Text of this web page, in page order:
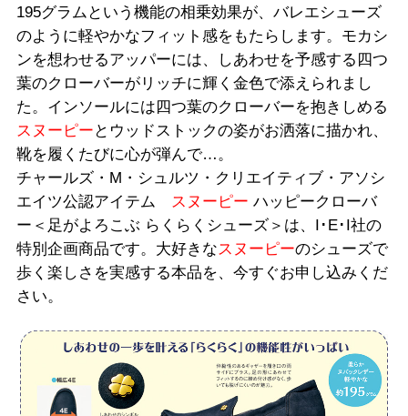
195グラムという機能の相乗効果が、バレエシューズ
のように軽やかなフィット感をもたらします。モカシ
ンを想わせるアッパーには、しあわせを予感する四つ
葉のクローバーがリッチに輝く金色で添えられまし
た。インソールには四つ葉のクローバーを抱きしめる
スヌーピー とウッドストックの姿がお洒落に描かれ、
靴を履くたびに心が弾んで…。
チャールズ・M・シュルツ・クリエイティブ・アソシ
エイツ公認アイテム スヌーピー ハッピークローバ
ー＜足がよろこぶ らくらくシューズ＞は、I･E･I社の
特別企画商品です。大好きなスヌーピーのシューズで
歩く楽しさを実感する本品を、今すぐお申し込みくだ
さい。